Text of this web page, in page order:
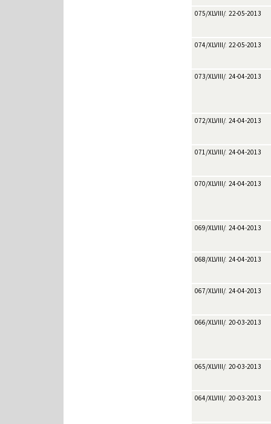
075/XLVIII/201322-05-2013
074/XLVIII/201322-05-2013
073/XLVIII/201324-04-2013
072/XLVIII/201324-04-2013
071/XLVIII/201324-04-2013
070/XLVIII/201324-04-2013
069/XLVIII/201324-04-2013
068/XLVIII/201324-04-2013
067/XLVIII/201324-04-2013
066/XLVIII/201320-03-2013
065/XLVIII/201320-03-2013
064/XLVIII/201320-03-2013